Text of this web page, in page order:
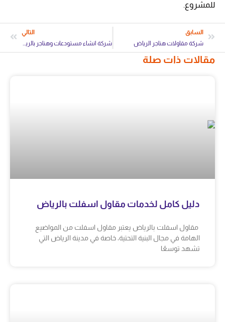
للمشروع.
السابق
شركة مقاولات هناجر الرياض
التالي
شركة انشاء مستودعات وهناجر بالرياض
مقالات ذات صلة
دليل كامل لخدمات مقاول اسفلت بالرياض
مقاول اسفلت بالرياض يعتبر مقاول اسفلت من المواضيع
الهامة في مجال البنية التحتية، خاصة في مدينة الرياض التي
تشهد توسعًا